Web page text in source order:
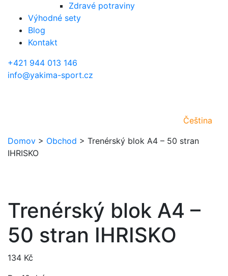
Zdravé potraviny
Výhodné sety
Blog
Kontakt
+421 944 013 146
info@yakima-sport.cz
Čeština
Domov > Obchod > Trenérský blok A4 – 50 stran
IHRISKO
Trenérský blok A4 –
50 stran IHRISKO
134 Kč